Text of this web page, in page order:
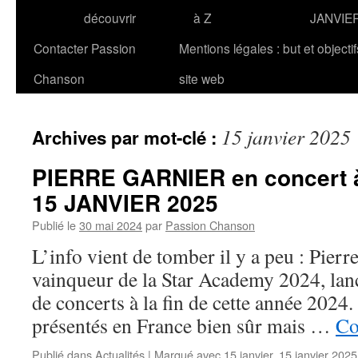
découvrir
à Z
Contacter Passion
Chanson
Mentions légales : but et
site web
Archives par mot-clé : 15 janvier 2025
PIERRE GARNIER en concert
15 JANVIER 2025
Publié le30 mai 2024par Passion Chanson
L’info vient de tomber il y a peu :
vainqueur de la Star Academy 2024,
de concerts à la fin de cette année
présentés en France bien sûr mais …
Publié dansActualités | Marqué avec 15 janvier, 15 janvier 2025